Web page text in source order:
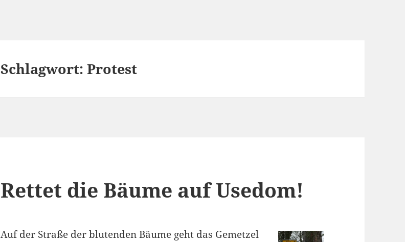
Schlagwort:Protest
Rettet die Bäume auf Usedom!
Auf der Straße der blutenden Bäume geht das Gemetzel